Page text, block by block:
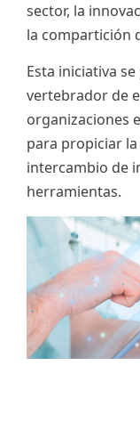
sector, la
la compartición
Esta iniciativa
vertebrador de
organizaciones
para propiciar
intercambio de
herramientas.